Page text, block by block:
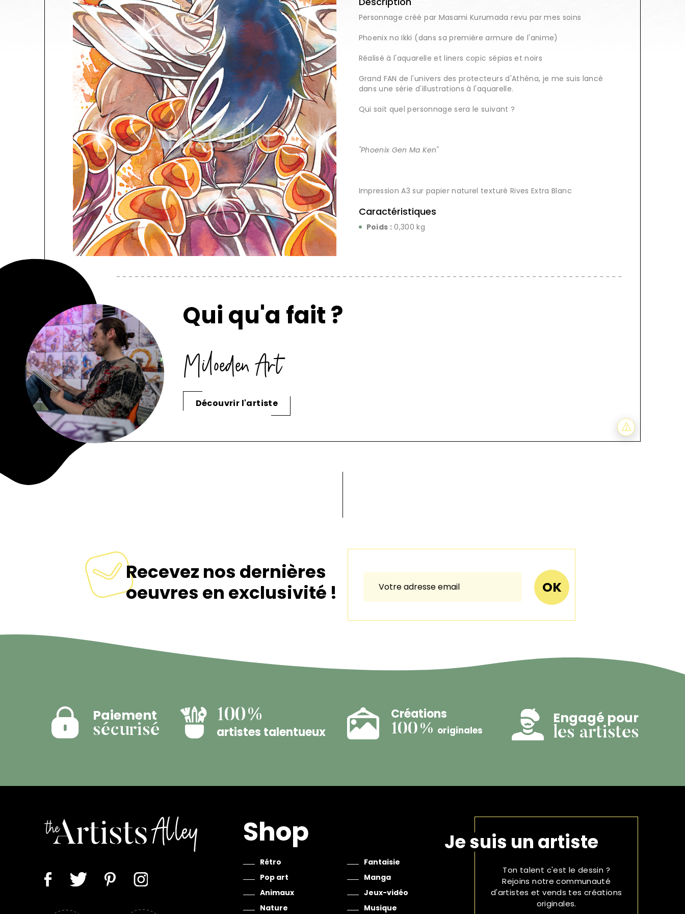
Signaler
Personnage créé par Masami Kurumada revu par mes soins
Phoenix no Ikki (dans sa première armure de l'anime)
Réalisé à l'aquarelle et liners copic sépias et noirs
Grand FAN de l'univers des protecteurs d'Athéna, je me suis lancé
dans une série d'illustrations à l'aquarelle.
Qui sait quel personnage sera le suivant ?
"Phoenix Gen Ma Ken"
Impression A3 sur papier naturel texturé Rives Extra Blanc
Caractéristiques
Poids : 0,300 kg
Qui qu'a fait ?
Miloeden Art
Découvrir l'artiste
Recevez nos dernières
oeuvres en exclusivité !
Paiement
sécurisé
100%
artistes talentueux
Créations
100% originales
Engagé pour
les artistes
Shop
Rétro
Pop art
Animaux
Nature
Fantaisie
Manga
Jeux-vidéo
Musique
Je suis un artiste
Ton talent c'est le dessin ?
Rejoins notre communauté
d'artistes et vends tes créations
originales.